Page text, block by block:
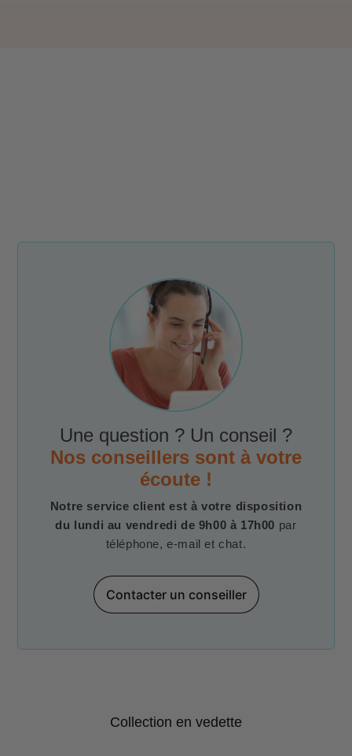
Une question ? Un conseil ?
Nos conseillers sont à votre
écoute !
Notre service client est à votre disposition
du lundi au vendredi de 9h00 à 17h00 par
téléphone, e-mail et chat.
Contacter un conseiller
Collection en vedette